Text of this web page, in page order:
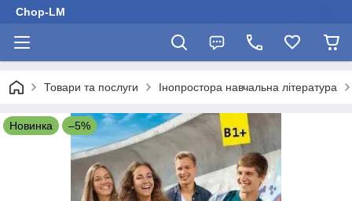
Chop-LM
Товари та послуги Інопростора навчальна література
Новинка –5%